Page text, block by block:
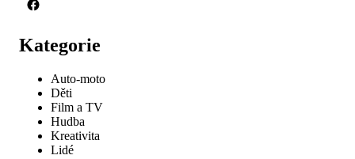
Kategorie
Auto-moto
Děti
Film a TV
Hudba
Kreativita
Lidé